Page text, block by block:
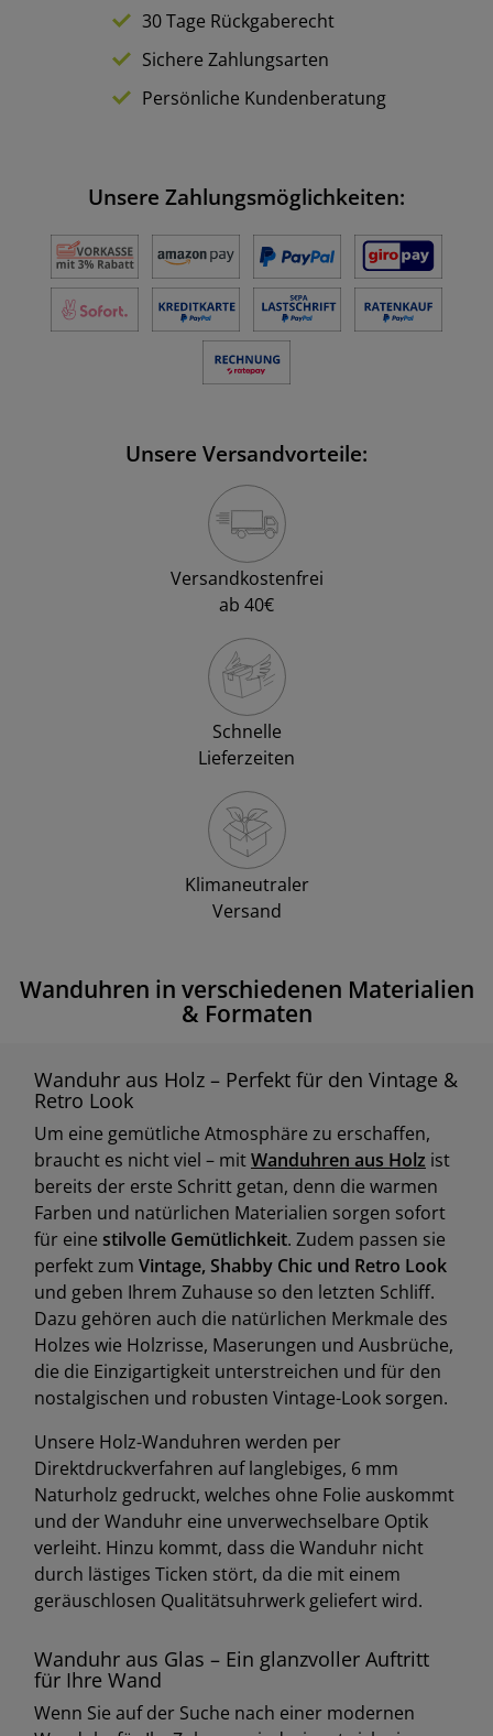
30 Tage Rückgaberecht
Sichere Zahlungsarten
Persönliche Kundenberatung
Unsere Zahlungsmöglichkeiten:
Unsere Versandvorteile:
Versandkostenfrei
ab 40€
Schnelle
Lieferzeiten
Klimaneutraler
Versand
Wanduhren in verschiedenen Materialien
& Formaten
Wanduhr aus Holz – Perfekt für den Vintage &
Retro Look
Um eine gemütliche Atmosphäre zu erschaffen,
braucht es nicht viel – mitWanduhren aus Holz ist
bereits der erste Schritt getan, denn die warmen
Farben und natürlichen Materialien sorgen sofort
für eine stilvolle Gemütlichkeit. Zudem passen sie
perfekt zum Vintage, Shabby Chic und Retro Look
und geben Ihrem Zuhause so den letzten Schliff.
Dazu gehören auch die natürlichen Merkmale des
Holzes wie Holzrisse, Maserungen und Ausbrüche,
die die Einzigartigkeit unterstreichen und für den
nostalgischen und robusten Vintage-Look sorgen.
Unsere Holz-Wanduhren werden per
Direktdruckverfahren auf langlebiges, 6 mm
Naturholz gedruckt, welches ohne Folie auskommt
und der Wanduhr eine unverwechselbare Optik
verleiht. Hinzu kommt, dass die Wanduhr nicht
durch lästiges Ticken stört, da die mit einem
geräuschlosen Qualitätsuhrwerk geliefert wird.
Wanduhr aus Glas – Ein glanzvoller Auftritt
für Ihre Wand
Wenn Sie auf der Suche nach einer modernen